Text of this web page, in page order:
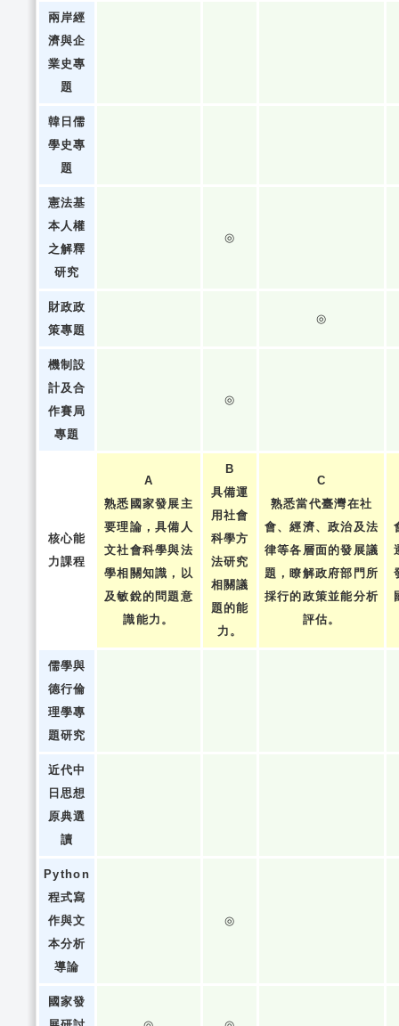
兩岸經
濟與企
業史專
題
韓日儒
學史專
題
憲法基
本人權
之解釋
研究
◎
財政政
策專題
◎
機制設
計及合
作賽局
專題
◎
核心能
力課程
A
熟悉國家發展主
要理論，具備人
文社會科學與法
學相關知識，以
及敏銳的問題意
識能力。
B
具備運
用社會
科學方
法研究
相關議
題的能
力。
C
熟悉當代臺灣在社
會、經濟、政治及法
律等各層面的發展議
題，瞭解政府部門所
採行的政策並能分析
評估。
儒學與
德行倫
理學專
題研究
近代中
日思想
原典選
讀
Python
程式寫
作與文
本分析
導論
◎
國家發